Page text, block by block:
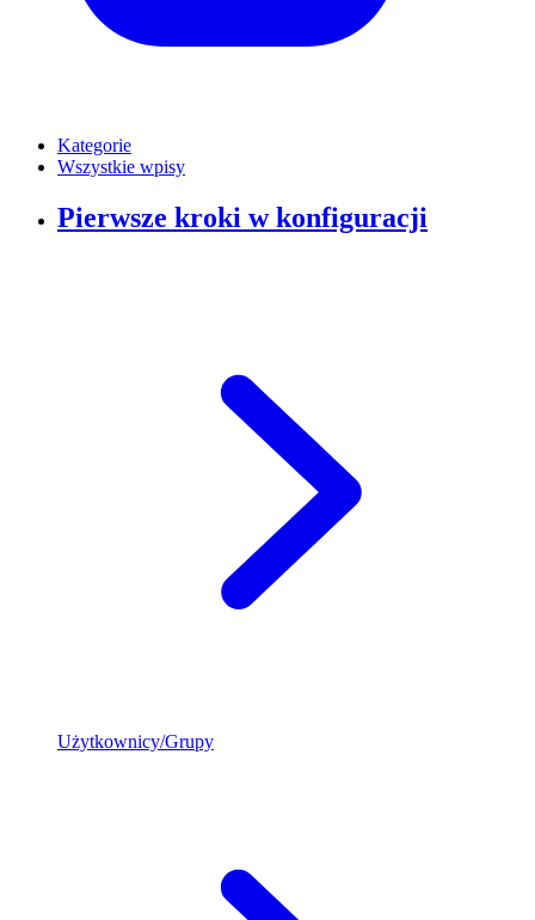
Kategorie
Wszystkie wpisy
Pierwsze kroki w konfiguracji
Użytkownicy/Grupy